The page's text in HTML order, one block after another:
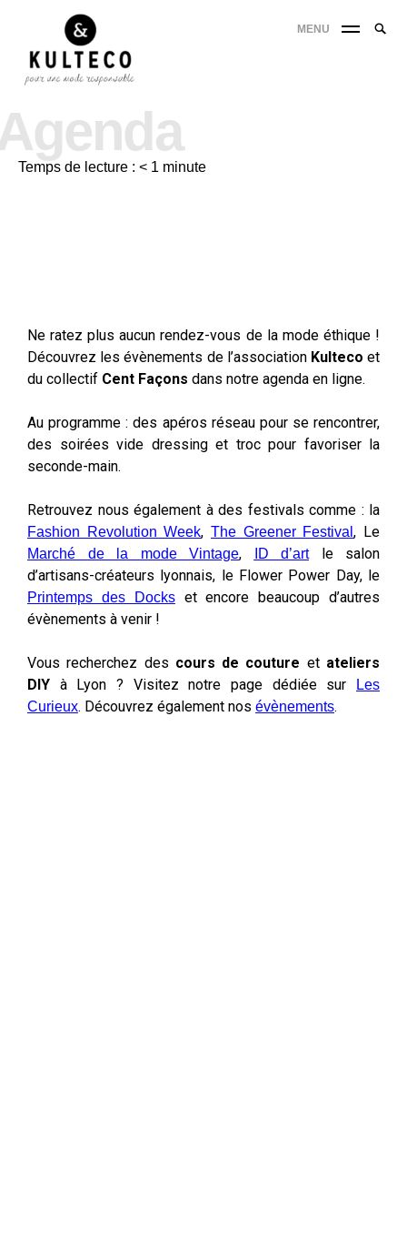
MENU
Temps de lecture : < 1 minute
Ne ratez plus aucun rendez-vous de la mode éthique !
Découvrez les évènements de l’association Kulteco et
du collectif Cent Façons dans notre agenda en ligne.
Au programme : des apéros réseau pour se rencontrer,
des soirées vide dressing et troc pour favoriser la
seconde-main.
Retrouvez nous également à des festivals comme : la
Fashion Revolution Week,The Greener Festival, Le
Marché de la mode Vintage, ID d’artle salon
d’artisans-créateurs lyonnais, le Flower Power Day, le
Printemps des Dockset encore beaucoup d’autres
évènements à venir !
Vous recherchez des cours de couture et ateliers
DIY à Lyon ? Visitez notre page dédiée sur
Les
Curieux. Découvrez également nos évènements.